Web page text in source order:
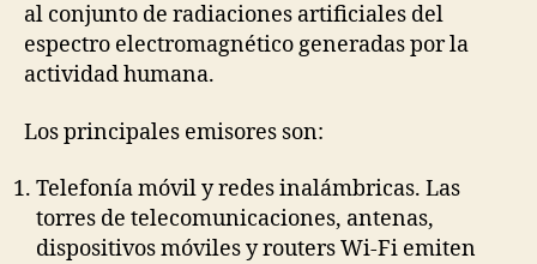
al conjunto de radiaciones artificiales del
espectro electromagnético generadas por la
actividad humana.
Los principales emisores son:
Telefonía móvil y redes inalámbricas. Las
torres de telecomunicaciones, antenas,
dispositivos móviles y routers Wi-Fi emiten